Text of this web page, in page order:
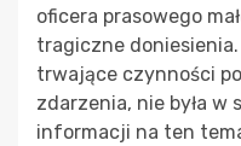
oficera prasowego
tragiczne
trwające czynności
zdarzenia, nie była
informacji na ten